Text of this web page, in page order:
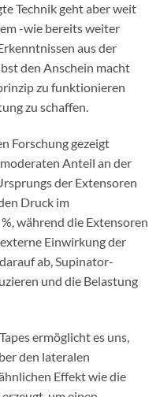
Technik geht aber weit
-wie bereits weiter
aus der
den Anschein macht
zu funktionieren
zu schaffen.
Forschung gezeigt
Anteil an der
der Extensoren
Druck im
während die Extensoren
Einwirkung der
ab, Supinator-
und die Belastung
ermöglicht es uns,
den lateralen
Effekt wie die